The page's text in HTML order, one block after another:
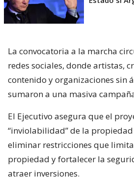
La convocatoria a la marcha
redes sociales, donde artistas,
contenido y organizaciones sin
sumaron a una masiva
El Ejecutivo asegura que el
“inviolabilidad” de la
eliminar restricciones que
propiedad y fortalecer la
atraer inversiones.